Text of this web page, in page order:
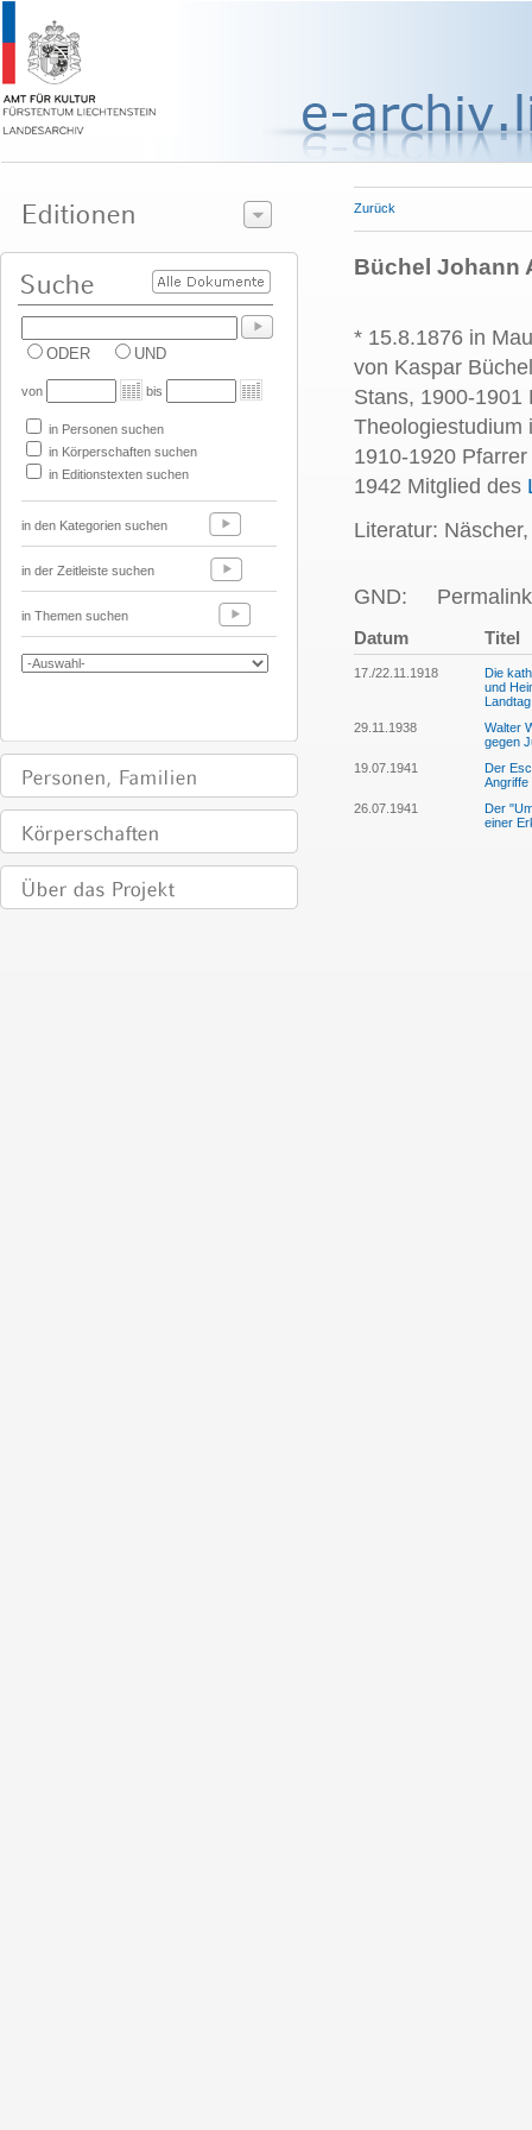
ODER UND
von bis
in Personen suchen
in Körperschaften suchen
in Editionstexten suchen
in den Kategorien suchen
in der Zeitleiste suchen
in Themen suchen
Zurück
Büchel Johann
* 15.8.1876 in
von Kaspar
Stans, 1900-1901
Theologiestudium
1910-1920
1942 Mitglied des
Literatur:
GND:
Datum Titel
17./22.11.1918
Die
und
29.11.1938
Walter
gegen
19.07.1941
Der
26.07.1941
Der
einer